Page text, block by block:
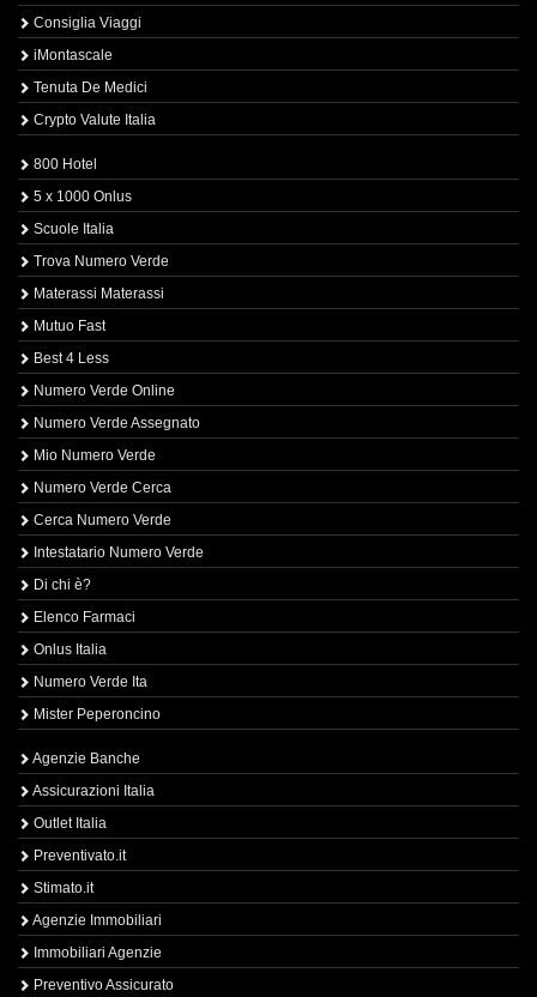
Consiglia Viaggi
iMontascale
Tenuta De Medici
Crypto Valute Italia
800 Hotel
5 x 1000 Onlus
Scuole Italia
Trova Numero Verde
Materassi Materassi
Mutuo Fast
Best 4 Less
Numero Verde Online
Numero Verde Assegnato
Mio Numero Verde
Numero Verde Cerca
Cerca Numero Verde
Intestatario Numero Verde
Di chi è?
Elenco Farmaci
Onlus Italia
Numero Verde Ita
Mister Peperoncino
Agenzie Banche
Assicurazioni Italia
Outlet Italia
Preventivato.it
Stimato.it
Agenzie Immobiliari
Immobiliari Agenzie
Preventivo Assicurato